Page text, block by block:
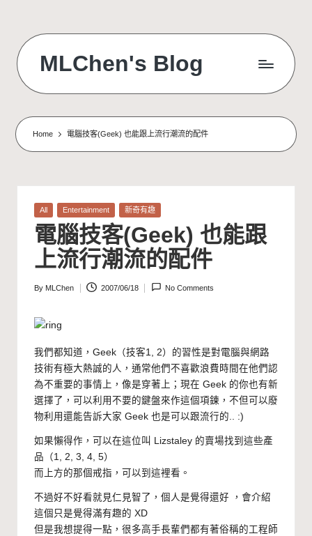
content
MLChen's Blog
Home 電腦技客(Geek) 也能跟上流行潮流的配件
Posted
All Entertainment 新奇有趣
電腦技客(Geek) 也能跟
上流行潮流的配件
Posted
By MLChen 2007/06/18 No Comments
我們都知道， Geek （技客1, 2）的習性是對電腦與網路
技術有極大熱誠的人，通常他們不喜歡浪費時間在他們認
為不重要的事情上，像是穿著上；現在 Geek 的你也有新
選擇了，可以利用不要的鍵盤來作這個項鍊，不但可以廢
物利用還能告訴大家 Geek 也是可以跟流行的.. :)
如果懶得作，可以在這位叫 Lizstaley 的賣場找到這些產
品（1, 2, 3, 4, 5）
而上方的那個戒指，可以到這裡看 。
不過好不好看就見仁見智了，個人是覺得還好 ，會介紹
這個只是覺得滿有趣的 XD
但是我想提得一點，很多高手長輩們都有著俗稱的工程師